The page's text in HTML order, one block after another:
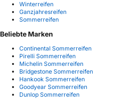
Winterreifen
Ganzjahresreifen
Sommerreifen
Beliebte Marken
Continental Sommerreifen
Pirelli Sommerreifen
Michelin Sommerreifen
Bridgestone Sommerreifen
Hankook Sommerreifen
Goodyear Sommerreifen
Dunlop Sommerreifen